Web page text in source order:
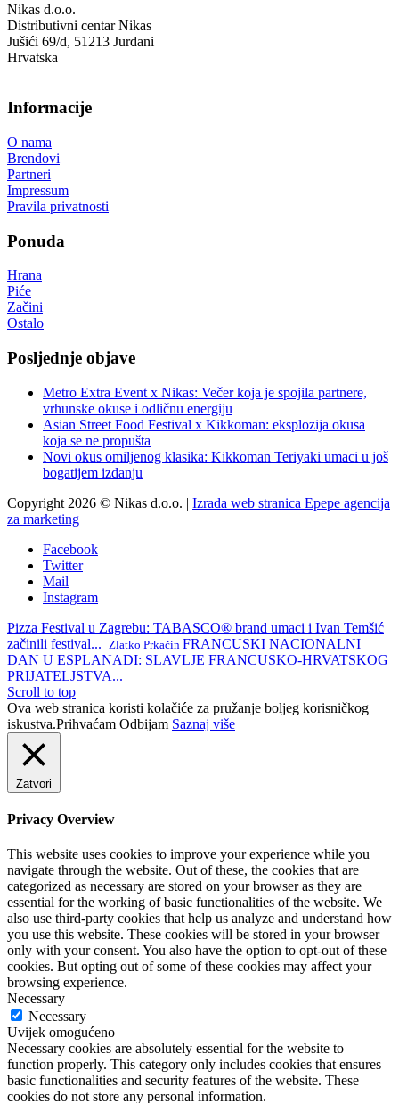
Nikas d.o.o.
Distributivni centar Nikas
Jušići 69/d, 51213 Jurdani
Hrvatska
Informacije
O nama
Brendovi
Partneri
Impressum
Pravila privatnosti
Ponuda
Hrana
Piće
Začini
Ostalo
Posljednje objave
Metro Extra Event x Nikas: Večer koja je spojila partnere,
vrhunske okuse i odličnu energiju
Asian Street Food Festival x Kikkoman: eksplozija okusa
koja se ne propušta
Novi okus omiljenog klasika: Kikkoman Teriyaki umaci u još
bogatijem izdanju
Copyright 2026 © Nikas d.o.o. | Izrada web stranica Epepe agencija
za marketing
Facebook
Twitter
Mail
Instagram
Pizza Festival u Zagrebu: TABASCO® brand umaci i Ivan Temšić
začinili festival...
Zlatko Prkačin FRANCUSKI NACIONALNI
DAN U ESPLANADI: SLAVLJE FRANCUSKO-HRVATSKOG
PRIJATELJSTVA...
Scroll to top
Ova web stranica koristi kolačiće za pružanje boljeg korisničkog
iskustva.Prihvaćam Odbijam Saznaj više
Zatvori
Privacy Overview
This website uses cookies to improve your experience while you
navigate through the website. Out of these, the cookies that are
categorized as necessary are stored on your browser as they are
essential for the working of basic functionalities of the website. We
also use third-party cookies that help us analyze and understand how
you use this website. These cookies will be stored in your browser
only with your consent. You also have the option to opt-out of these
cookies. But opting out of some of these cookies may affect your
browsing experience.
Necessary
Necessary
Uvijek omogućeno
Necessary cookies are absolutely essential for the website to
function properly. This category only includes cookies that ensures
basic functionalities and security features of the website. These
cookies do not store any personal information.